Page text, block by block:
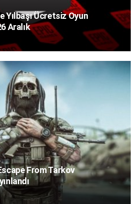
Yılbaşı Ücretsiz Oyun
Aralık
From Tarkov